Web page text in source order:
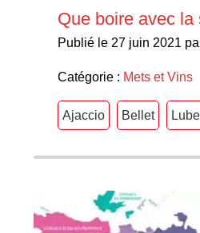
Que boire avec
Publié le 27 juin 2021
Catégorie : Mets et Vins
Ajaccio Bellet